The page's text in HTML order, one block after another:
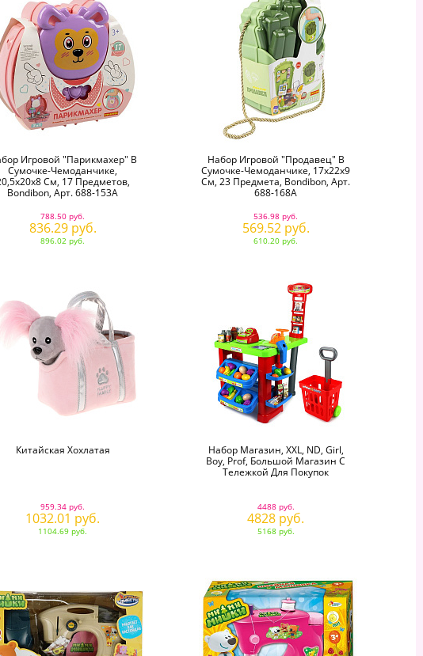
Игровой "Парикмахер" В
Сумочке-Чемоданчике,
См, 17 Предметов,
Bondibon, Арт. 688-153A
788.50 руб.
836.29 руб.
896.02 руб.
Набор Игровой "Продавец" В
Сумочке-Чемоданчике, 17х22х9
См, 23 Предмета, Bondibon, Арт.
688-168A
536.98 руб.
569.52 руб.
610.20 руб.
Китайская Хохлатая
959.34 руб.
1032.01 руб.
1104.69 руб.
Набор Магазин, XXL, ND, Girl,
Boy, Prof, Большой Магазин С
Тележкой Для Покупок
4488 руб.
4828 руб.
5168 руб.